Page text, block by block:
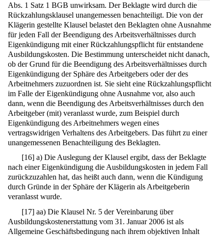
Abs. 1 Satz 1 BGB unwirksam. Der Beklagte wird durch die
Rückzahlungsklausel unangemessen benachteiligt. Die von der
Klägerin gestellte Klausel belastet den Beklagten ohne Ausnahme
für jeden Fall der Beendigung des Arbeitsverhältnisses durch
Eigenkündigung mit einer Rückzahlungspflicht für entstandene
Ausbildungskosten. Die Bestimmung unterscheidet nicht danach,
ob der Grund für die Beendigung des Arbeitsverhältnisses durch
Eigenkündigung der Sphäre des Arbeitgebers oder der des
Arbeitnehmers zuzuordnen ist. Sie sieht eine Rückzahlungspflicht
im Falle der Eigenkündigung ohne Ausnahme vor, also auch
dann, wenn die Beendigung des Arbeitsverhältnisses durch den
Arbeitgeber (mit) veranlasst wurde, zum Beispiel durch
Eigenkündigung des Arbeitnehmers wegen eines
vertragswidrigen Verhaltens des Arbeitgebers. Das führt zu einer
unangemessenen Benachteiligung des Beklagten.
[16] a) Die Auslegung der Klausel ergibt, dass der Beklagte
nach einer Eigenkündigung die Ausbildungskosten in jedem Fall
zurückzuzahlen hat, das heißt auch dann, wenn die Kündigung
durch Gründe in der Sphäre der Klägerin als Arbeitgeberin
veranlasst wurde.
[17] aa) Die Klausel Nr. 5 der Vereinbarung über
Ausbildungskostenerstattung vom 31. Januar 2006 ist als
Allgemeine Geschäftsbedingung nach ihrem objektiven Inhalt